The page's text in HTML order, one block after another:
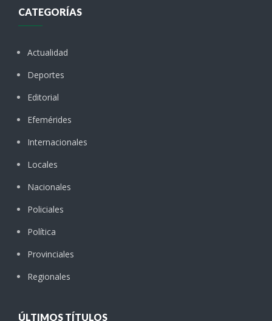
CATEGORÍAS
Actualidad
Deportes
Editorial
Efemérides
Internacionales
Locales
Nacionales
Policiales
Política
Provinciales
Regionales
ÚLTIMOS TÍTULOS